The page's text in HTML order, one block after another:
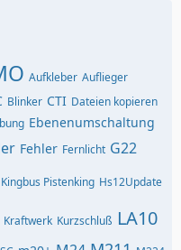
Aufkleber Auflieger
Blinker CTI Dateien kopieren
Ebenenumschaltung
Fehler Fernlicht G22
Pistenking Hs12Update
Kraftwerk Kurzschluß LA10